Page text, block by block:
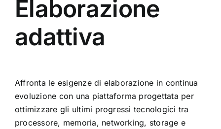
Elaborazione
adattiva
Affronta le esigenze di elaborazione in continua
evoluzione con una piattaforma progettata per
ottimizzare gli ultimi progressi tecnologici tra
processore, memoria, networking, storage e